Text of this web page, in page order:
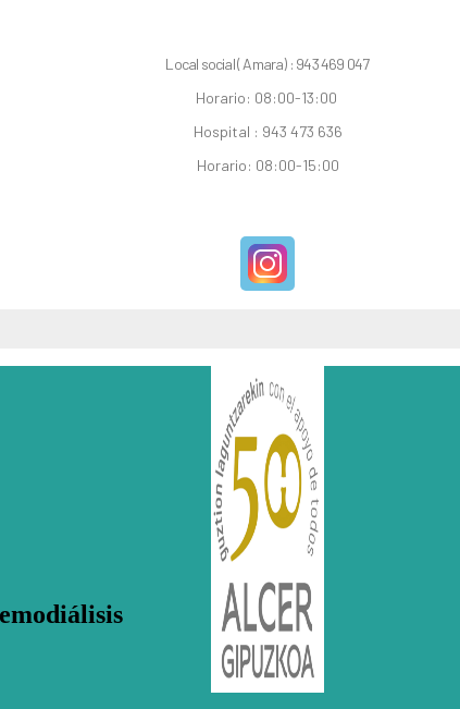
Local social ( Amara) : 943 469 047
Horario: 08:00-13:00
Hospital : 943 473 636
Horario: 08:00-15:00